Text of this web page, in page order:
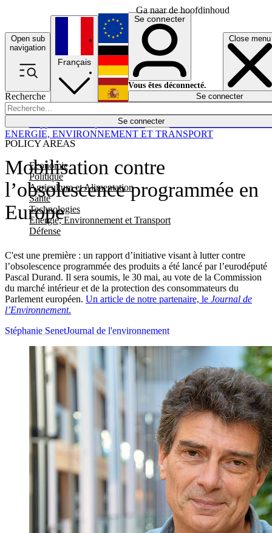
Ga naar de hoofdinhoud
Open sub
navigation
Close menu
Recherche
Se connecter
POLICY AREAS
Economie
Politique
Agriculture et Alimentation
Santé
Technologies
Energie, Environnement et Transport
Défense
Économie
Français
English
Deutsch
Español
Se connecter
Vous êtes déconnecté.
Se connecter
Mobilisation contre
l’obsolescence programmée en
Europe
C'est une première : un rapport d’initiative visant à lutter contre
l’obsolescence programmée des produits a été lancé par l’eurodéputé
Pascal Durand. Il sera soumis, le 30 mai, au vote de la Commission
du marché intérieur et de la protection des consommateurs du
Parlement européen. Un article de notre partenaire, le Journal de
l’Environnement.
ENERGIE, ENVIRONNEMENT ET TRANSPORT
Stéphanie SenetJournal de l'environnement